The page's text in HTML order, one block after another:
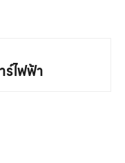
ไฟฟ้า